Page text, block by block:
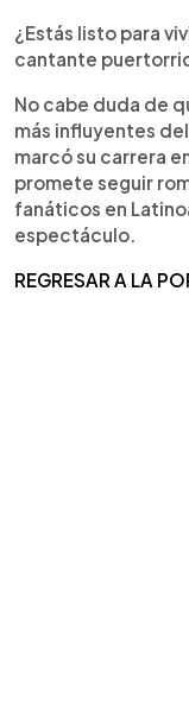
¿Estás listo para
cantante
No cabe duda de
más influyentes
marcó su carrera
promete seguir
fanáticos en
espectáculo.
REGRESAR A LA